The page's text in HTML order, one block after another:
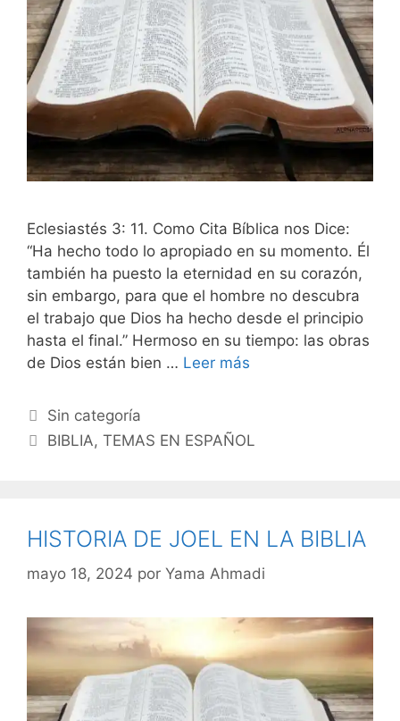
Eclesiastés 3: 11. Como Cita Bíblica nos Dice:
“Ha hecho todo lo apropiado en su momento. Él
también ha puesto la eternidad en su corazón,
sin embargo, para que el hombre no descubra
el trabajo que Dios ha hecho desde el principio
hasta el final.” Hermoso en su tiempo: las obras
de Dios están bien … Leer más
Categorías
Sin categoría
Etiquetas
BIBLIA,TEMAS EN ESPAÑOL
HISTORIA DE JOEL EN LA BIBLIA
mayo 18, 2024 por Yama Ahmadi